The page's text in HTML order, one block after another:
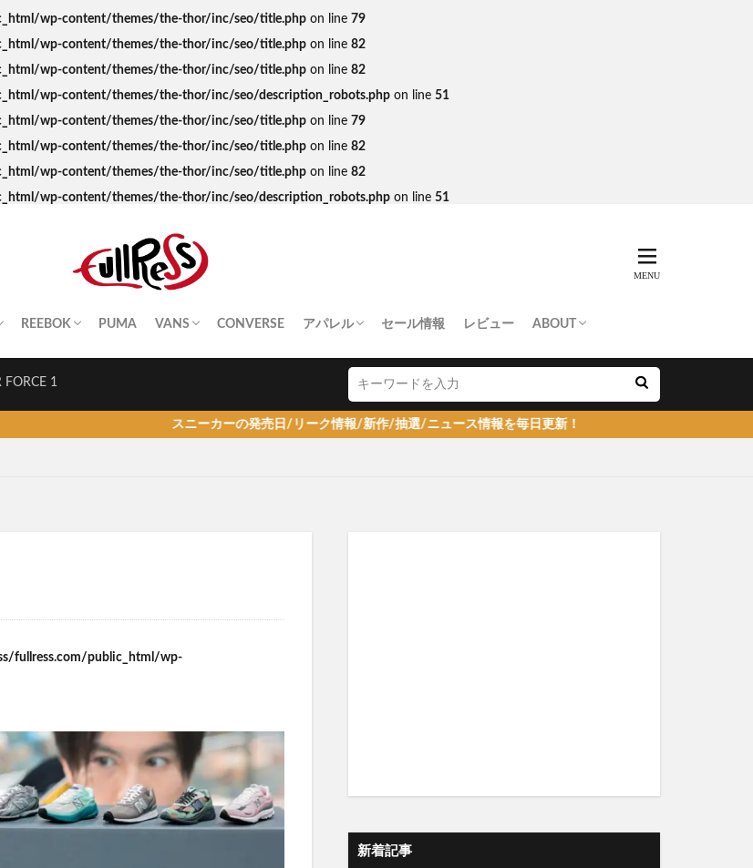
wp-content/themes/the-thor/inc/seo/title.php on line 79
wp-content/themes/the-thor/inc/seo/title.php on line 82
wp-content/themes/the-thor/inc/seo/title.php on line 82
wp-content/themes/the-thor/inc/seo/description_robots.php on line 51
wp-content/themes/the-thor/inc/seo/title.php on line 79
wp-content/themes/the-thor/inc/seo/title.php on line 82
wp-content/themes/the-thor/inc/seo/title.php on line 82
wp-content/themes/the-thor/inc/seo/description_robots.php on line 51
REEBOK PUMA VANS CONVERSE アパレル セール情報 レビュー ABOUT
FORCE 1
スニーカーの発売日/リーク情報/新作/抽選/ニュース情報を毎日更新！
fullress.com/public_html/wp-
新着記事